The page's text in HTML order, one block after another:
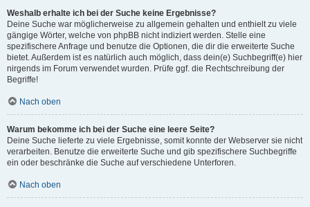
Weshalb erhalte ich bei der Suche keine Ergebnisse?
Deine Suche war möglicherweise zu allgemein gehalten und enthielt zu viele
gängige Wörter, welche von phpBB nicht indiziert werden. Stelle eine
spezifischere Anfrage und benutze die Optionen, die dir die erweiterte Suche
bietet. Außerdem ist es natürlich auch möglich, dass dein(e) Suchbegriff(e) hier
nirgends im Forum verwendet wurden. Prüfe ggf. die Rechtschreibung der
Begriffe!
Nach oben
Warum bekomme ich bei der Suche eine leere Seite?
Deine Suche lieferte zu viele Ergebnisse, somit konnte der Webserver sie nicht
verarbeiten. Benutze die erweiterte Suche und gib spezifischere Suchbegriffe
ein oder beschränke die Suche auf verschiedene Unterforen.
Nach oben